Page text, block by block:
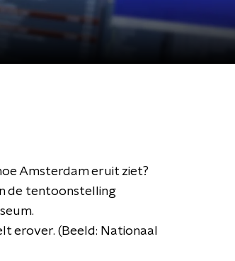
Amsterdam eruit ziet?
de tentoonstelling
erover. (Beeld: Nationaal